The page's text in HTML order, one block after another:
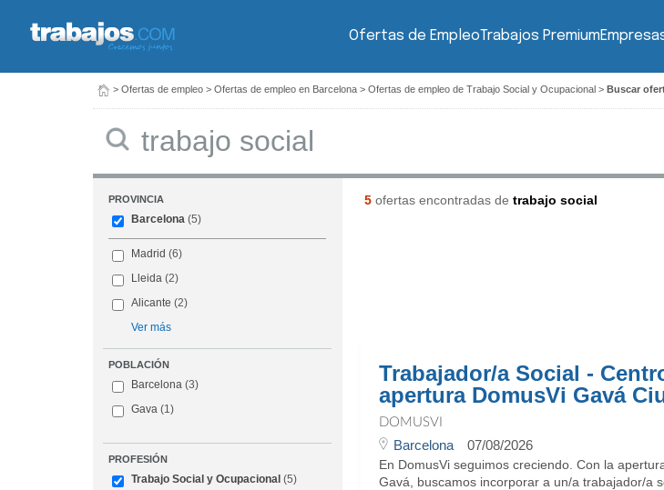
Ofertas de EmpleoTrabajos Premium
> Ofertas de empleo > Ofertas de empleo en Barcelona > Ofertas de empleo de Trabajo Social y Ocupacional > Buscar
PROVINCIA
Barcelona (5)
Madrid (6)
Lleida (2)
Alicante (2)
Ver más
POBLACIÓN
Barcelona (3)
Gava (1)
PROFESIÓN
Trabajo Social y Ocupacional (5)
5ofertas encontradas de trabajo social
Trabajador/a Social -
apertura DomusVi Gavá
DOMUSVI
Barcelona 07/08/2026
En DomusVi seguimos creciendo. Con la
Gavá, buscamos incorporar a un/a trabajador/a